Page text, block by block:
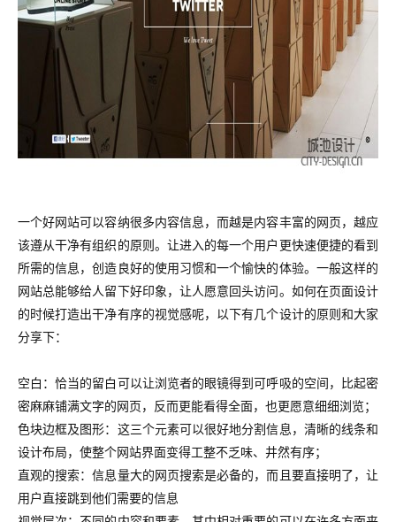
一个好网站可以容纳很多内容信息，而越是内容丰富的网页，越应
该遵从干净有组织的原则。让进入的每一个用户更快速便捷的看到
所需的信息，创造良好的使用习惯和一个愉快的体验。一般这样的
网站总能够给人留下好印象，让人愿意回头访问。 如何在页面设计
的时候打造出干净有序的视觉感呢，以下有几个设计的原则和大家
分享下：
空白：恰当的留白可以让浏览者的眼镜得到可呼吸的空间，比起密
密麻麻铺满文字的网页，反而更能看得全面，也更愿意细细浏览；
色块边框及图形：这三个元素可以很好地分割信息， 清晰的线条和
设计布局， 使整个网站界面变得工整不乏味、 井然有序；
直观的搜索：信息量大的网页搜索是必备的，而且要直接明了，让
用户直接跳到他们需要的信息